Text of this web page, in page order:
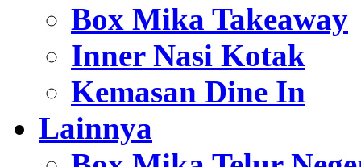
Box Mika Takeaway
Inner Nasi Kotak
Kemasan Dine In
Lainnya